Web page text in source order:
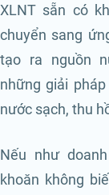
XLNT sẵn có
chuyển sang
tạo ra nguồn
những giải
nước sạch, thu
Nếu như
khoăn không